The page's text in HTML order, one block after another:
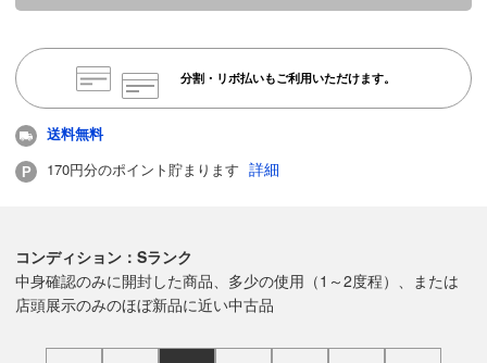
分割・リボ払いもご利用いただけます。
送料無料
170円分のポイント貯まります 詳細
コンディション：Sランク
中身確認のみに開封した商品、多少の使用（1～2度程）、または
店頭展示のみのほぼ新品に近い中古品